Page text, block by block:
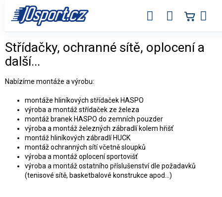
obsah
Střídačky, ochranné sítě, oplocení a
další...
Nabízíme montáže a výrobu:
montáže hliníkových střídaček HASPO
výroba a montáž střídaček ze železa
montáž branek HASPO do zemních pouzder
výroba a montáž železných zábradlí kolem hřišť
montáž hliníkových zábradlí HUCK
montáž ochranných sítí včetně sloupků
výroba a montáž oplocení sportovišť
výroba a montáž ostatního příslušenství dle požadavků
(tenisové sítě, basketbalové konstrukce apod...)